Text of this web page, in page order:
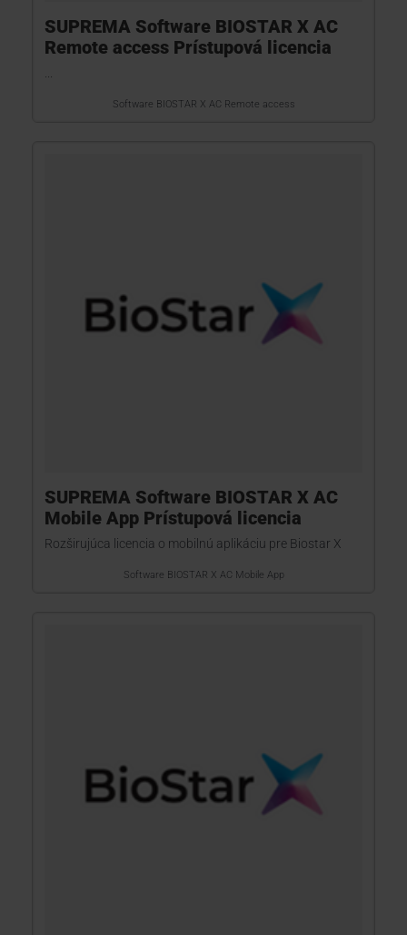
SUPREMA Software BIOSTAR X AC
Remote access Prístupová licencia
Software BIOSTAR X AC Remote access
SUPREMA Software BIOSTAR X AC
Mobile App Prístupová licencia
Rozširujúca licencia o mobilnú aplikáciu pre Biostar X
Software BIOSTAR X AC Mobile App